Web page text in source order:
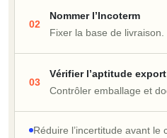
02
Nommer l’Incoterm
Fixer la base de livraison.
03
Vérifier l’aptitude export
Contrôler emballage et
Réduire l’incertitude avant le